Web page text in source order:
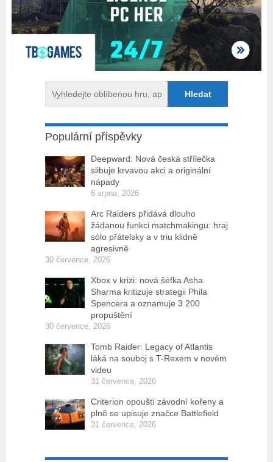
Populární příspěvky
Deepward: Nová česká střílečka
slibuje krvavou akci a originální
nápady
6 srpna, 2026
Arc Raiders přidává dlouho
žádanou funkci matchmakingu: hraj
sólo přátelsky a v triu klidně
agresivně
30 července, 2026
Xbox v krizi: nová šéfka Asha
Sharma kritizuje strategii Phila
Spencera a oznamuje 3 200
propuštění
30 července, 2026
Tomb Raider: Legacy of Atlantis
láká na souboj s T-Rexem v novém
videu
31 července, 2026
Criterion opouští závodní kořeny a
plně se upisuje značce Battlefield
31 července, 2026